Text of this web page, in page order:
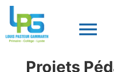
Projets